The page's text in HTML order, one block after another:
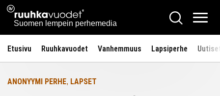
Siirry
sisältöön
Ruuhkavuodet.fi
Suomen lempein perhemedia
Hae
Etusivu Ruuhkavuodet Vanhemmuus Lapsiperhe
Etusivulle
ANONYYMI PERHE, LAPSET